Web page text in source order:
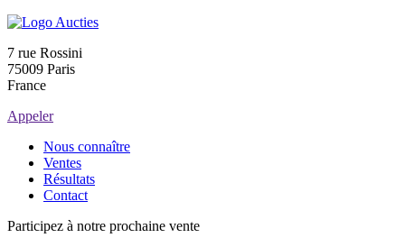
7 rue Rossini
75009 Paris
France
Appeler
Nous connaître
Ventes
Résultats
Contact
Participez à notre prochaine vente